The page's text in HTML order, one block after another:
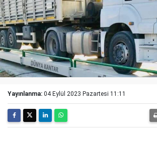
Yayınlanma: 04 Eylül 2023 Pazartesi 11:11